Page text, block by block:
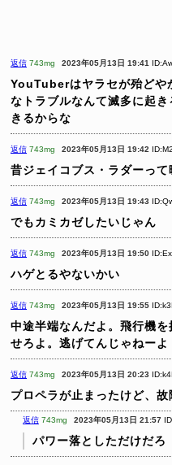
返信 743mg 2023年05月13日 19:41
YouTuberはヤラセが殆どや
なトラブルなんて滅多に起き
きるからな
返信 743mg 2023年05月13日 19:42
昔ジェイコブス・ラダーっ
返信 743mg 2023年05月13日 19:43
でもカミカゼしたいじゃん
返信 743mg 2023年05月13日 19:50
ハゲとるやないかい
返信 743mg 2023年05月13日 19:55
中途半端なんだよ。飛行機
せろよ。逃げてんじゃねーよ
返信 743mg 2023年05月13日 20:23
プロペラが止まったけど、故
返信 743mg 2023年05月13日 21:57
パワー落としただけだろ